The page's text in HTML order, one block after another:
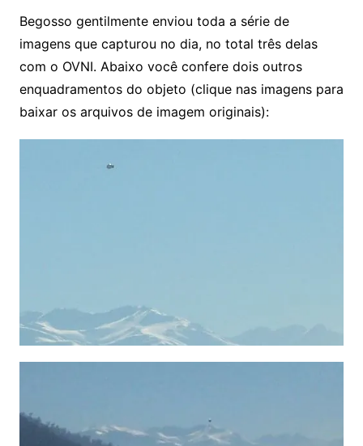
Begosso gentilmente enviou toda a série de
imagens que capturou no dia, no total três delas
com o OVNI. Abaixo você confere dois outros
enquadramentos do objeto (clique nas imagens para
baixar os arquivos de imagem originais):